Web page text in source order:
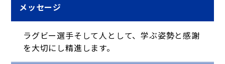
メッセージ
ラグビー選手そして人として、学ぶ姿勢と感謝
を大切にし精進します。